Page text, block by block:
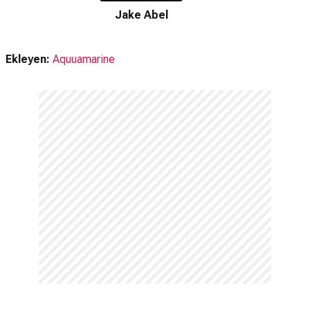
Nereden izleyebilirim, hangi platformda var?
Evet. Dizi Netflix'te yayınlanmaktadır.
Jake Abel
Ekleyen: Aquuamarine